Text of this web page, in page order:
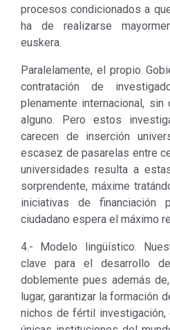
procesos condicionados a
ha de realizarse
euskera.
Paralelamente, el propio
contratación de
plenamente internacional, sin
alguno. Pero estos
carecen de inserción
escasez de pasarelas entre
universidades resulta a
sorprendente, máxime
iniciativas de
ciudadano espera el máximo
4.- Modelo lingüístico.
clave para el desarrollo
doblemente pues además
lugar, garantizar la formación
nichos de fértil